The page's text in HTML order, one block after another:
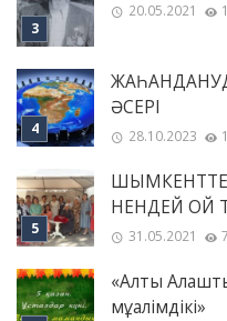
20.05.2021
ӘСЕРІ
28.10.2023
НЕНДЕЙ ОЙ
31.05.2021
«Алты
мұғалімдікі»